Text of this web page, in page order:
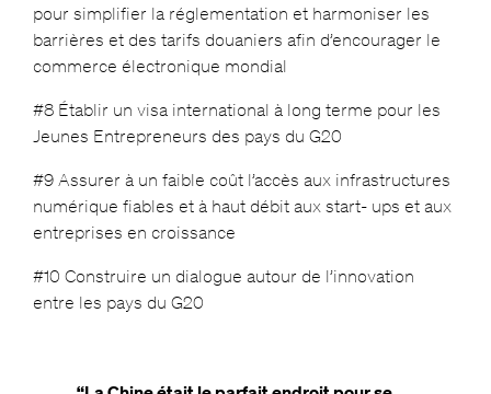
pour simplifier la réglementation et harmoniser les
barrières et des tarifs douaniers afin d’encourager le
commerce électronique mondial
#8 Établir un visa international à long terme pour les
Jeunes Entrepreneurs des pays du G20
#9 Assurer à un faible coût l’accès aux infrastructures
numérique fiables et à haut débit aux start- ups et aux
entreprises en croissance
#10 Construire un dialogue autour de l’innovation
entre les pays du G20